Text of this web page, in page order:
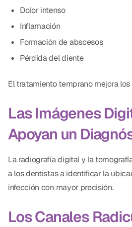
Dolor intenso
Inflamación
Formación de abscesos
Pérdida del diente
El tratamiento temprano mejora
Las Imágenes
Apoyan un
La radiografía digital y la
a los dentistas a identificar la
infección con mayor precisión.
Los Canales